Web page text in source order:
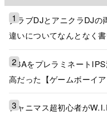
クラブDJとアニクラDJの
違いについてなんとなく書
GBAをプレラミネート
高だった【ゲームボーイア
シャニマス超初心者が